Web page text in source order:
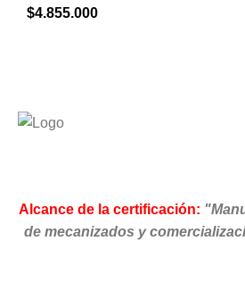
$4.855.000
Alcance de la certificación:
de mecanizados y